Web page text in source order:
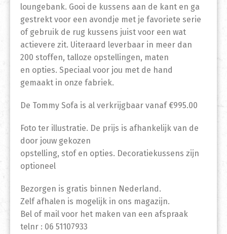
loungebank. Gooi de kussens aan de kant en ga
gestrekt voor een avondje met je favoriete serie
of gebruik de rug kussens juist voor een wat
actievere zit. Uiteraard leverbaar in meer dan
200 stoffen, talloze opstellingen, maten
en opties. Speciaal voor jou met de hand
gemaakt in onze fabriek.
De Tommy Sofa is al verkrijgbaar vanaf €995.00
Foto ter illustratie. De prijs is afhankelijk van de
door jouw gekozen
opstelling, stof en opties. Decoratiekussens zijn
optioneel
Bezorgen is gratis binnen Nederland.
Zelf afhalen is mogelijk in ons magazijn.
Bel of mail voor het maken van een afspraak
telnr : 06 51107933